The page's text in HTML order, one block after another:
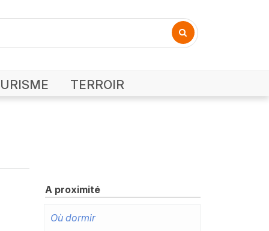
TERROIR
A proximité
Où dormir